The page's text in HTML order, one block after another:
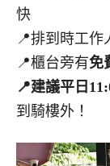
快
📍排到時工作
📍櫃台旁有免
📍建議平日
到騎樓外！